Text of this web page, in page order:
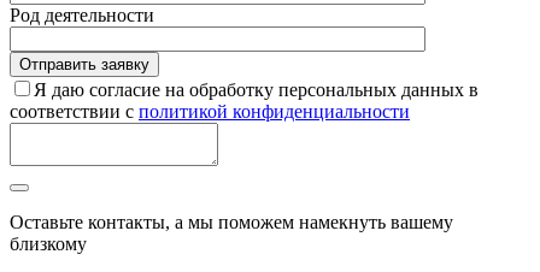
Род деятельности
Я даю согласие на обработку персональных данных в
соответствии с политикой конфиденциальности
Оставьте контакты, а мы поможем намекнуть вашему
близкому